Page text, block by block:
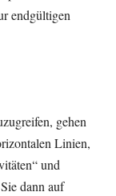
endgültigen
gehen
Linien,
und
dann auf